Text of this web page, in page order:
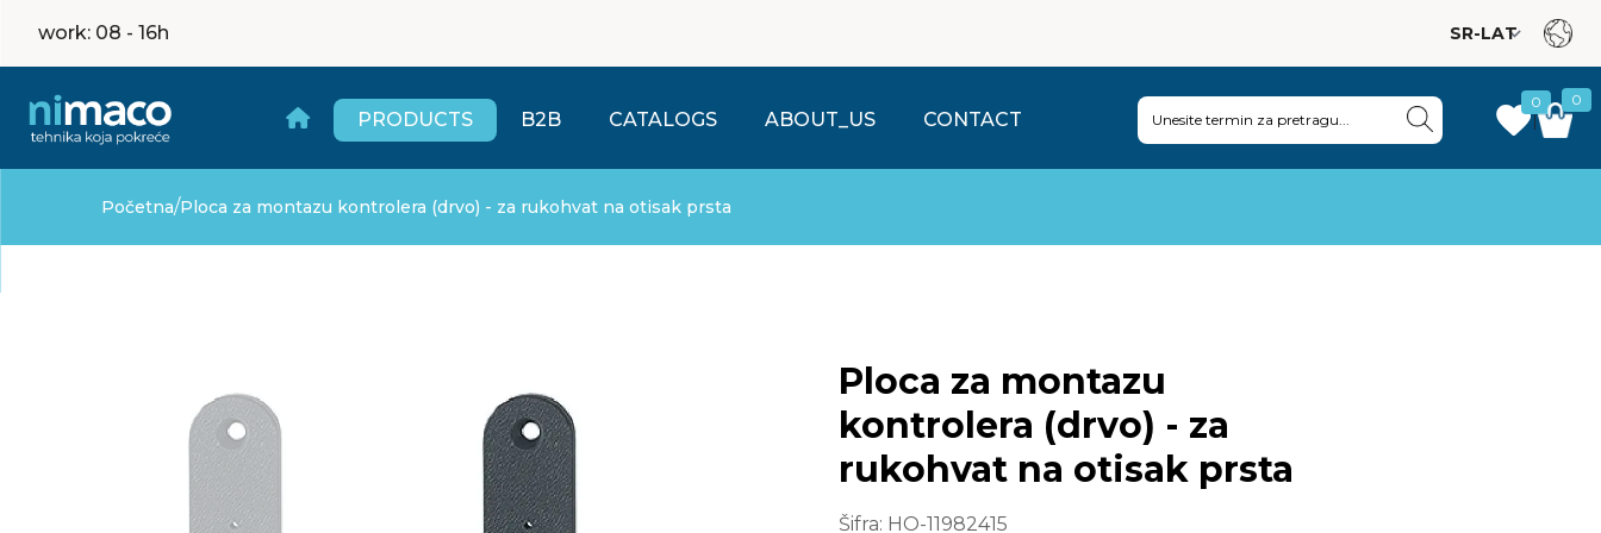
work: 08 - 16h
PRODUCTS B2B CATALOGS ABOUT_US CONTACT
0
|
0
Početna/Ploca za montazu kontrolera (drvo) - za rukohvat na otisak prsta
Ploca za montazu
kontrolera (drvo) - za
rukohvat na otisak prsta
Šifra: HO-11982415